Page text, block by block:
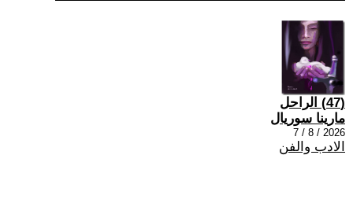
(47) الراحل
مارينا سوريال
2026 / 8 / 7
الادب والفن